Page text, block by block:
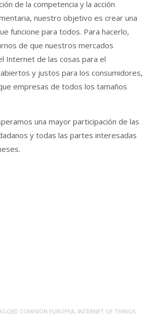
de la competencia y la acción
nuestro objetivo es crear una
funcione para todos. Para hacerlo,
de que nuestros mercados
Internet de las cosas para el
y justos para los consumidores,
empresas de todos los tamaños
una mayor participación de las
y todas las partes interesadas
COMISION EUROPEA, INTERNET OF THINGS,